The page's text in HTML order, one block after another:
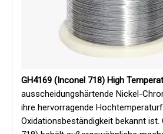
GH4169 (Inconel 718) High
ausscheidungshärtende Nickel-
ihre hervorragende
Oxidationsbeständigkeit bekannt ist.